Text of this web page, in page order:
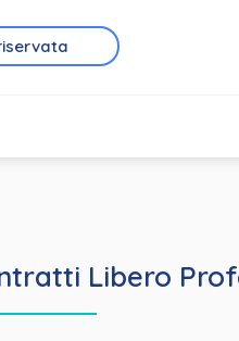
Libero